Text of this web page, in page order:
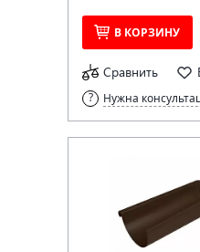
В КОРЗИНУ
Сравнить
Нужна